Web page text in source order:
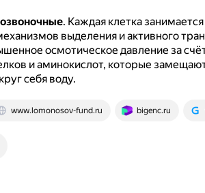
. Каждая клетка
выделения и активного
осмотическое давление за
и аминокислот, которые
себя воду.
www.lomonosov-fund.ru bigenc.ru